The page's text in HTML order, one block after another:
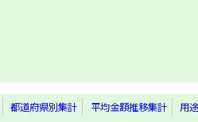
都道府県別集計 平均金額推移集計
用